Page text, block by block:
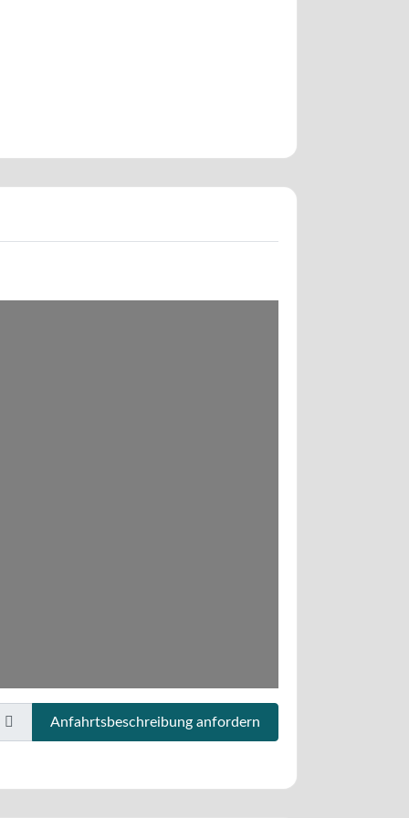
Anfahrtsbeschreibung anfordern